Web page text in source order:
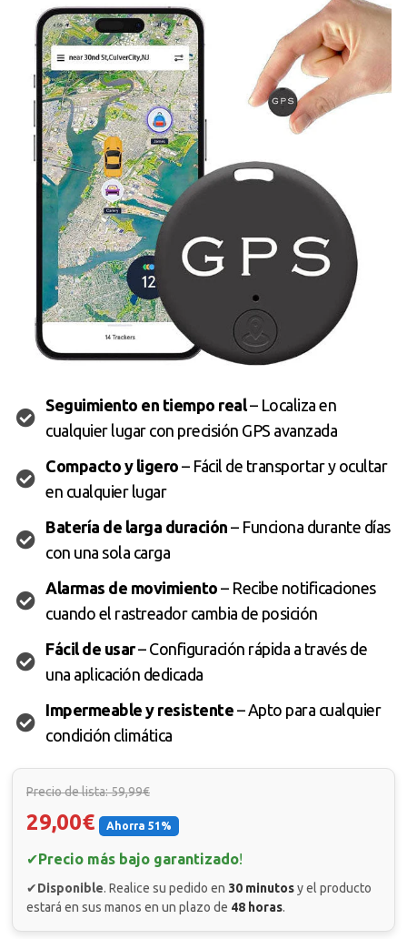
Seguimiento en tiempo real– Localiza en
cualquier lugar con precisión GPS avanzada
Compacto y ligero – Fácil de transportar y ocultar
en cualquier lugar
Batería de larga duración – Funciona durante días
con una sola carga
Alarmas de movimiento – Recibe notificaciones
cuando el rastreador cambia de posición
Fácil de usar– Configuración rápida a través de
una aplicación dedicada
Impermeable y resistente – Apto para cualquier
condición climática
Precio de lista: 59,99€
29,00€ Ahorra 51%
✔Precio más bajo garantizado!
✔Disponible. Realice su pedido en 30 minutosy el producto
estará en sus manos en un plazo de 48 horas.